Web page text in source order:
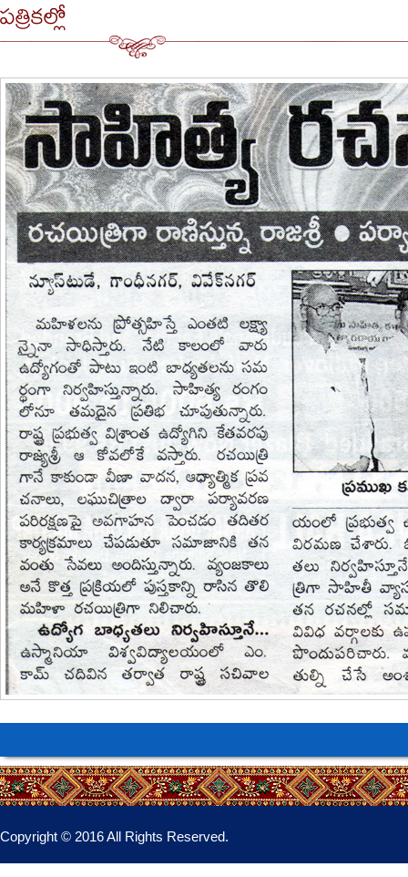
పత్రికల్లో
Copyright © 2016 All Rights Reserved.